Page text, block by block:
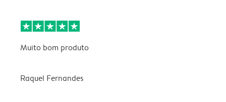
Muito bom produto
Raquel Fernandes